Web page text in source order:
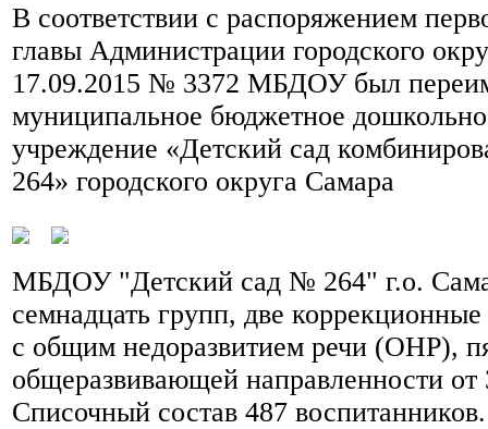
В соответствии с распоряжением
главы Администрации городского
17.09.2015 № 3372 МБДОУ был
муниципальное бюджетное
учреждение «Детский сад
264» городского округа Самара
МБДОУ "Детский сад № 264" г.о.
семнадцать групп, две
с общим недоразвитием речи (ОНР),
общеразвивающей направленности от
Списочный состав 487 воспитанников.